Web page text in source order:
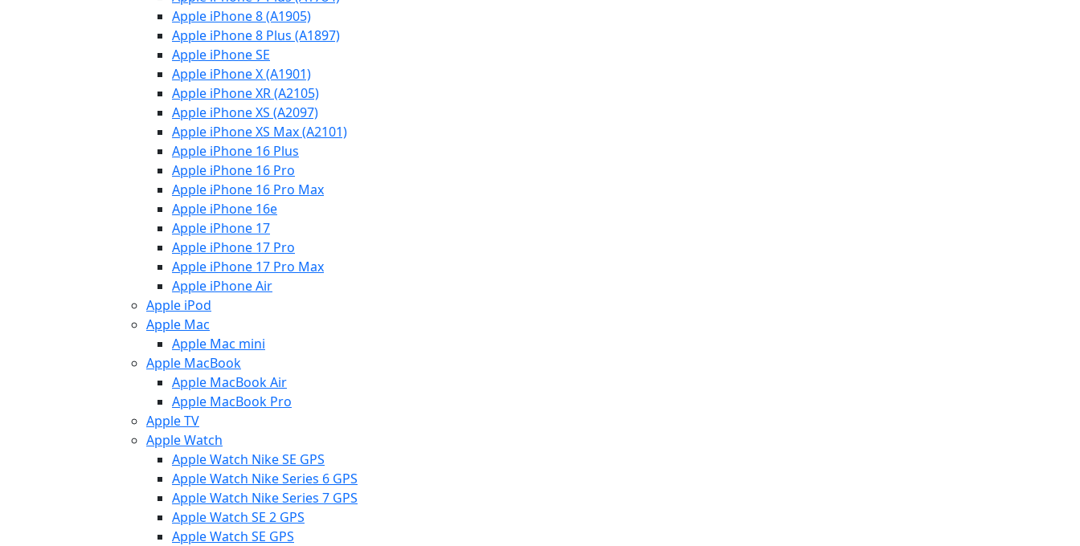
Apple iPhone 8 (A1905)
Apple iPhone 8 Plus (A1897)
Apple iPhone SE
Apple iPhone X (A1901)
Apple iPhone XR (A2105)
Apple iPhone XS (A2097)
Apple iPhone XS Max (A2101)
Apple iPhone 16 Plus
Apple iPhone 16 Pro
Apple iPhone 16 Pro Max
Apple iPhone 16e
Apple iPhone 17
Apple iPhone 17 Pro
Apple iPhone 17 Pro Max
Apple iPhone Air
Apple iPod
Apple Mac
Apple Mac mini
Apple MacBook
Apple MacBook Air
Apple MacBook Pro
Apple TV
Apple Watch
Apple Watch Nike SE GPS
Apple Watch Nike Series 6 GPS
Apple Watch Nike Series 7 GPS
Apple Watch SE 2 GPS
Apple Watch SE GPS